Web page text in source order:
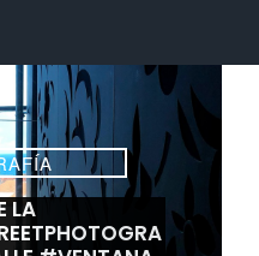
Profesor
Chillón
LA